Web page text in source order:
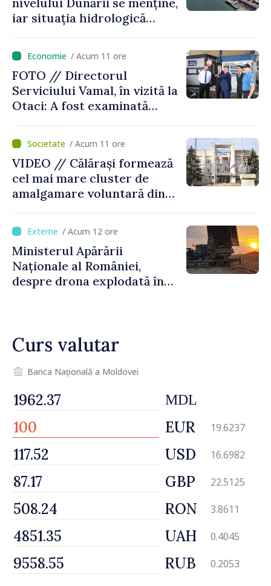
iar situația hidrologică
/ Acum 11 ore
FOTO // Directorul
Serviciului Vamal, în vizită la
Otaci: A fost examinată
control vamal cu un scanner
performant/ Acum 11 ore
VIDEO // Călărași formează
cel mai mare cluster de
amalgamare voluntară din
orășenesc a aprobat decizia
finală
/ Acum 12 ore
Ministerul Apărării
Naționale al României,
despre drona explodată în
Curs valutar
Banca Națională a Moldovei
MDL
EUR 19.6237
USD 16.6982
GBP 22.5125
RON 3.8611
UAH 0.4045
RUB 0.2053